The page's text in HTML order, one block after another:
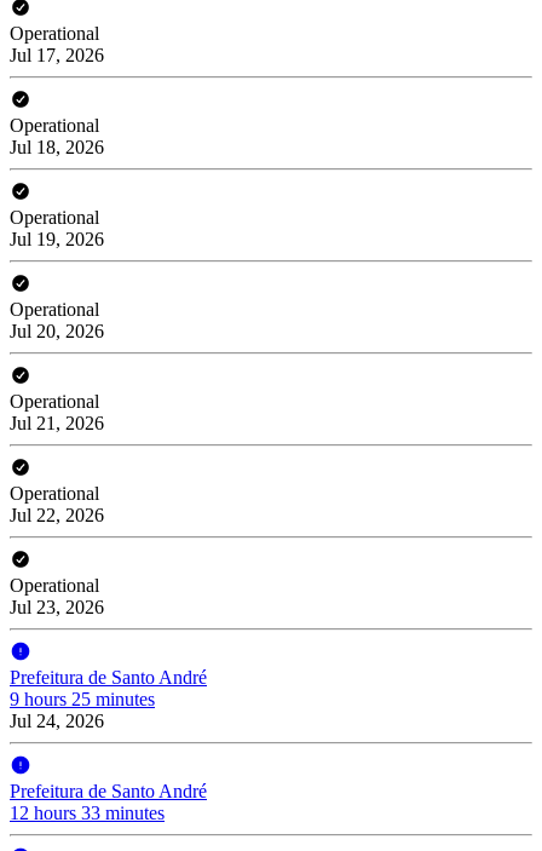
Operational
Jul 17, 2026
Operational
Jul 18, 2026
Operational
Jul 19, 2026
Operational
Jul 20, 2026
Operational
Jul 21, 2026
Operational
Jul 22, 2026
Operational
Jul 23, 2026
Prefeitura de Santo André
9 hours 25 minutes
Jul 24, 2026
Prefeitura de Santo André
12 hours 33 minutes